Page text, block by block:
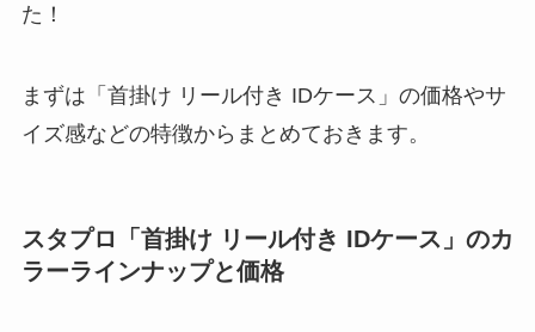
た！
まずは「首掛け リール付き IDケース」の価格やサ
イズ感などの特徴からまとめておきます。
スタプロ「首掛け リール付き IDケース」のカ
ラーラインナップと価格